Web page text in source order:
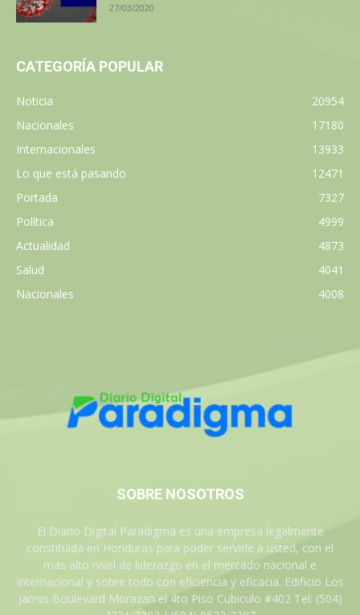
27/03/2020
CATEGORÍA POPULAR
Noticia
20954
Nacionales
17180
Internacionales
13933
Lo que está pasando
12471
Portada
7327
Política
4999
Actualidad
4873
Salud
4041
Nacionales
4008
SOBRE NOSOTROS
El Diario Digital Paradigma es una empresa legalmente
constituida en Honduras para poder servirle a usted, con el
más alto nivel de liderazgo en el mercado nacional e
internacional y sobre todo con eficiencia y eficacia. Edificio Los
Jarros Boulevard Morazan el 4to Piso Cubiculo #402 Tel: (504)